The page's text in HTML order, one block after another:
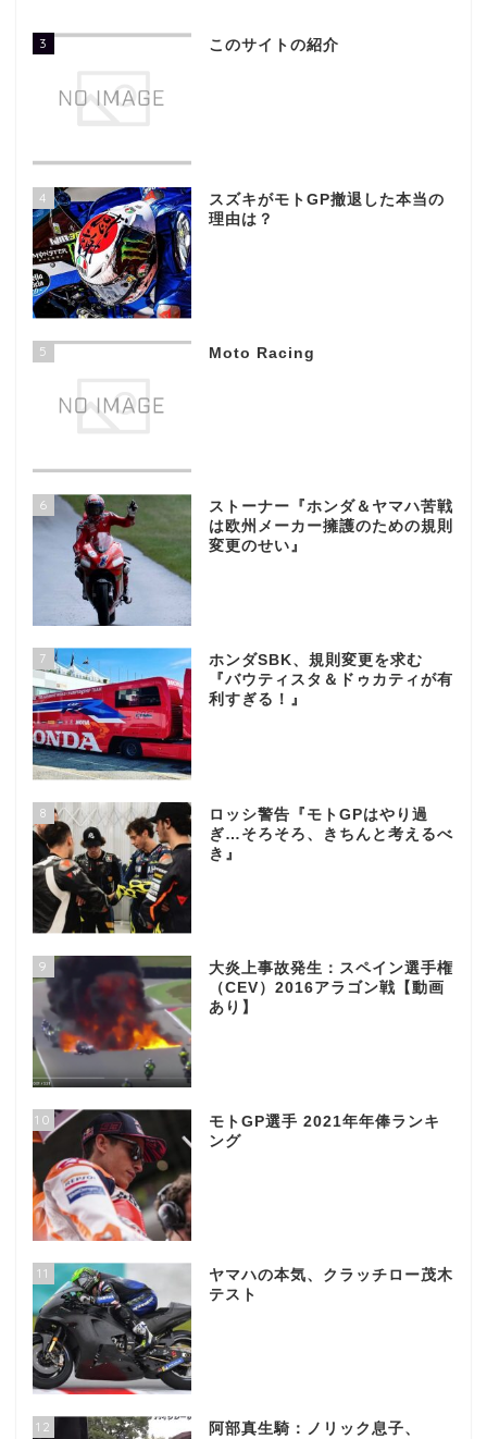
3 このサイトの紹介
4
スズキがモトGP撤退した本当の
理由は？
5 Moto Racing
6
ストーナー『ホンダ＆ヤマハ苦戦
は欧州メーカー擁護のための規則
変更のせい』
7
ホンダSBK、規則変更を求む
『バウティスタ＆ドゥカティが有
利すぎる！』
8
ロッシ警告『モトGPはやり過
ぎ…そろそろ、きちんと考えるべ
き』
9
大炎上事故発生：スペイン選手権
（CEV）2016アラゴン戦【動画
あり】
10
モトGP選手 2021年年俸ランキ
ング
11
ヤマハの本気、クラッチロー茂木
テスト
12
阿部真生騎：ノリック息子、